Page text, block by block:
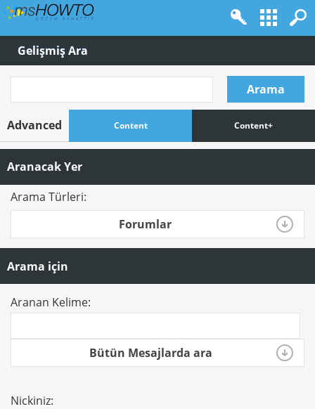
Gelişmiş Ara
Arama
Advanced Content Content+
Aranacak Yer
Arama Türleri:
Forumlar
Arama için
Aranan Kelime:
Bütün Mesajlarda ara
Nickiniz: